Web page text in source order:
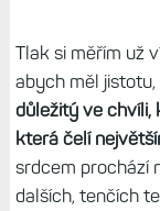
Tlak si měřím už
abych měl jistotu,
důležitý ve chvíli,
která čelí
srdcem prochází
dalších, tenčích